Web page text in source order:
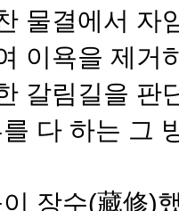
물결에서 자
이욕을 제거
갈림길을 판
다 하는 그
장수(藏修)